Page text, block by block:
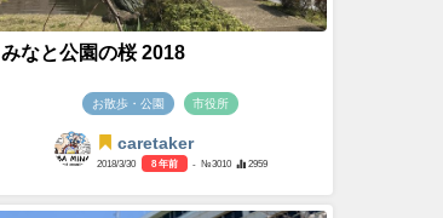
みなと公園の桜 2018
お散歩・公園 市役所
caretaker
2018/3/30 8 年前 - №3010 2959